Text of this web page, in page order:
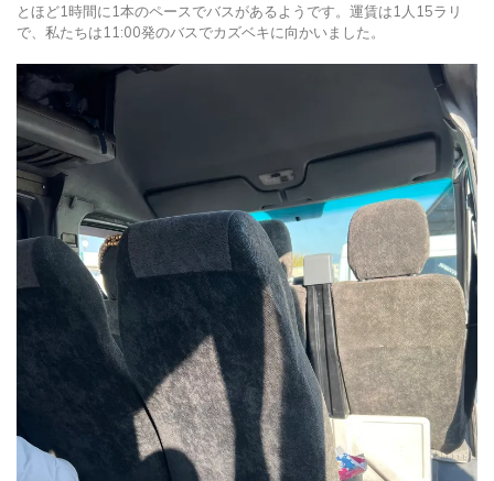
とほど1時間に1本のペースでバスがあるようです。運賃は1人15ラリ
で、私たちは11:00発のバスでカズベキに向かいました。